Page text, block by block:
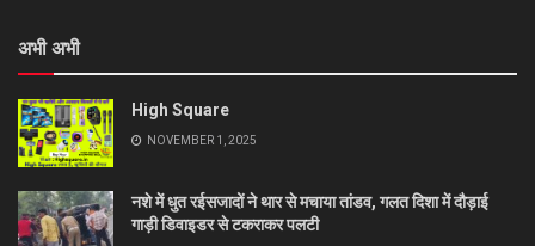
अभी अभी
High Square
NOVEMBER 1, 2025
नशे में धुत रईसजादों ने थार से मचाया तांडव, गलत दिशा में दौड़ाई
गाड़ी डिवाइडर से टकराकर पलटी